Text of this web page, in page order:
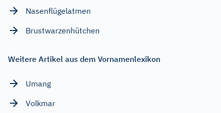
Nasenflügelatmen
Brustwarzenhütchen
Weitere Artikel aus dem Vornamenlexikon
Umang
Volkmar